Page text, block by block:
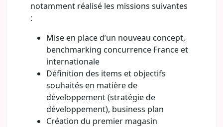
notamment réalisé les missions suivantes
:
Mise en place d’un nouveau concept,
benchmarking concurrence France et
internationale
Définition des items et objectifs
souhaités en matière de
développement (stratégie de
développement), business plan
Création du premier magasin